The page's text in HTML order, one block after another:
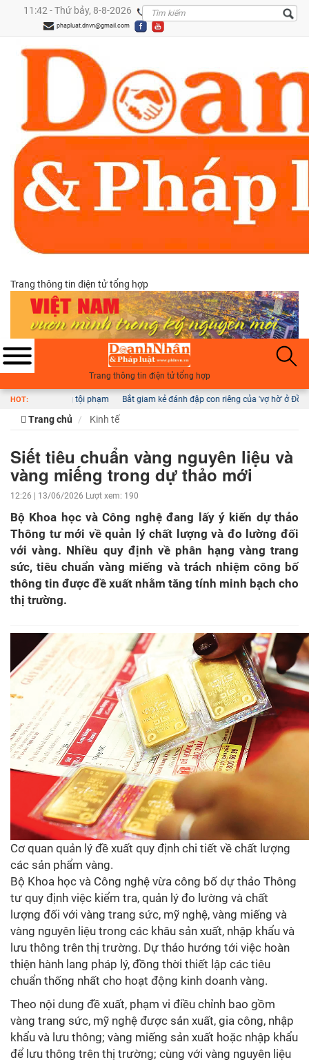
11:42 - Thứ bảy, 8-8-2026 0909299288
phapluat.dnvn@gmail.com
Trang thông tin điện tử tổng hợp
Trang thông tin điện tử tổng hợp
HOT:Bắt giam kẻ đánh đập con riêng của 'vợ hờ' ở Đồng Nai Sốt xuất huyết
Trang chủ Kinh tế
Siết tiêu chuẩn vàng nguyên liệu và
vàng miếng trong dự thảo mới
12:26 | 13/06/2026 Lượt xem: 190
Bộ Khoa học và Công nghệ đang lấy ý kiến dự thảo
Thông tư mới về quản lý chất lượng và đo lường đối
với vàng. Nhiều quy định về phân hạng vàng trang
sức, tiêu chuẩn vàng miếng và trách nhiệm công bố
thông tin được đề xuất nhằm tăng tính minh bạch cho
thị trường.
Cơ quan quản lý đề xuất quy định chi tiết về chất lượng
các sản phẩm vàng.
Bộ Khoa học và Công nghệ vừa công bố dự thảo Thông
tư quy định việc kiểm tra, quản lý đo lường và chất
lượng đối với vàng trang sức, mỹ nghệ, vàng miếng và
vàng nguyên liệu trong các khâu sản xuất, nhập khẩu và
lưu thông trên thị trường. Dự thảo hướng tới việc hoàn
thiện hành lang pháp lý, đồng thời thiết lập các tiêu
chuẩn thống nhất cho hoạt động kinh doanh vàng.
Theo nội dung đề xuất, phạm vi điều chỉnh bao gồm
vàng trang sức, mỹ nghệ được sản xuất, gia công, nhập
khẩu và lưu thông; vàng miếng sản xuất hoặc nhập khẩu
để lưu thông trên thị trường; cùng với vàng nguyên liệu